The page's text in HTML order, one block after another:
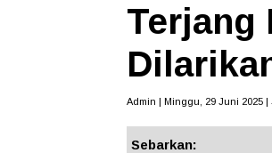
Terjang
Admin | Minggu, 29 Juni 2025 |
Sebarkan: